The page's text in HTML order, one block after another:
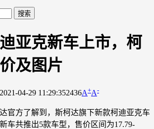
亚克新车上市，柯
及图片
2021-04-29 11:29:352436A+A-
官方了解到，斯柯达旗下新款柯迪亚克车
车共推出5款车型，售价区间为17.79-